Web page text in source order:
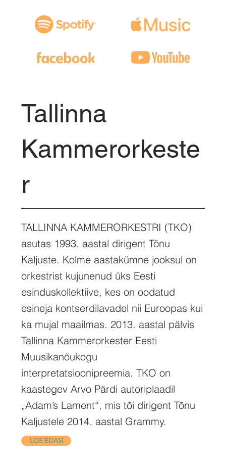
TALLINNA KAMMERORKESTRI (TKO)
asutas 1993. aastal dirigent Tõnu
Kaljuste. Kolme aastakümne jooksul on
orkestrist kujunenud üks Eesti
esinduskollektiive, kes on oodatud
esineja kontserdilavadel nii Euroopas kui
ka mujal maailmas. 2013. aastal pälvis
Tallinna Kammerorkester Eesti
Muusikanõukogu
interpretatsioonipreemia. TKO on
kaastegev Arvo Pärdi autoriplaadil
„Adam’s Lament“, mis tõi dirigent Tõnu
Kaljustele 2014. aastal Grammy.
LOE EDASI
Tallinna
Kammerorkeste
r